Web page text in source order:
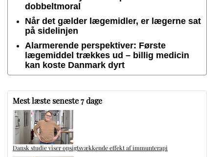
dobbeltmoral
Når det gælder lægemidler, er lægerne sat
på sidelinjen
Alarmerende perspektiver: Første
lægemiddel trækkes ud – billig medicin
kan koste Danmark dyrt
Mest læste seneste 7 dage
Dansk studie viser opsigtsvækkende effekt af immunterapi